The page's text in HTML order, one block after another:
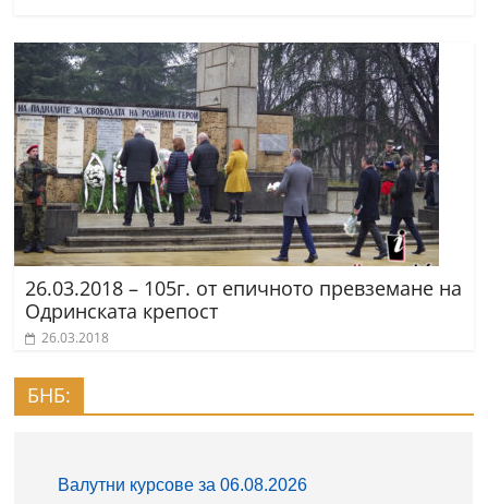
26.03.2018 – 105г. от епичното превземане на
Одринската крепост
26.03.2018
БНБ: